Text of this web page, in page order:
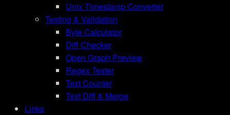
Unix Timestamp Converter
Testing & Validation
Byte Calculator
Diff Checker
Open Graph Preview
Regex Tester
Text Counter
Text Diff & Merge
Links